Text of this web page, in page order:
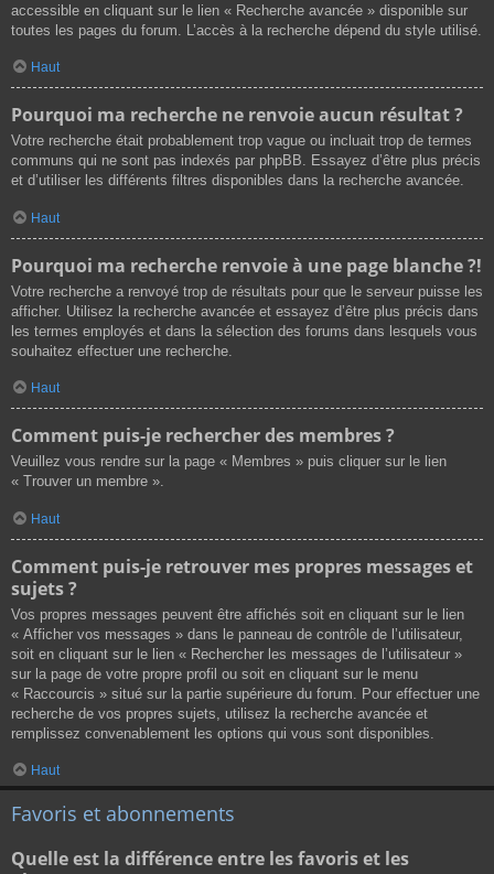
accessible en cliquant sur le lien « Recherche avancée » disponible sur
toutes les pages du forum. L’accès à la recherche dépend du style utilisé.
Haut
Pourquoi ma recherche ne renvoie aucun résultat ?
Votre recherche était probablement trop vague ou incluait trop de termes
communs qui ne sont pas indexés par phpBB. Essayez d’être plus précis
et d’utiliser les différents filtres disponibles dans la recherche avancée.
Haut
Pourquoi ma recherche renvoie à une page blanche ?!
Votre recherche a renvoyé trop de résultats pour que le serveur puisse les
afficher. Utilisez la recherche avancée et essayez d’être plus précis dans
les termes employés et dans la sélection des forums dans lesquels vous
souhaitez effectuer une recherche.
Haut
Comment puis-je rechercher des membres ?
Veuillez vous rendre sur la page « Membres » puis cliquer sur le lien
« Trouver un membre ».
Haut
Comment puis-je retrouver mes propres messages et
sujets ?
Vos propres messages peuvent être affichés soit en cliquant sur le lien
« Afficher vos messages » dans le panneau de contrôle de l’utilisateur,
soit en cliquant sur le lien « Rechercher les messages de l’utilisateur »
sur la page de votre propre profil ou soit en cliquant sur le menu
« Raccourcis » situé sur la partie supérieure du forum. Pour effectuer une
recherche de vos propres sujets, utilisez la recherche avancée et
remplissez convenablement les options qui vous sont disponibles.
Haut
Favoris et abonnements
Quelle est la différence entre les favoris et les